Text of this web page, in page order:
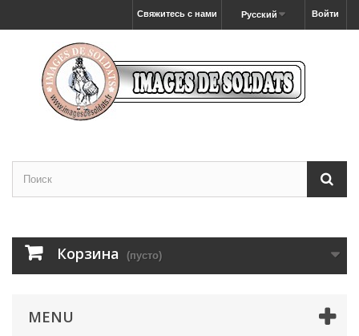
Войти
Русский
Свяжитесь с нами
Корзина (пусто)
MENU